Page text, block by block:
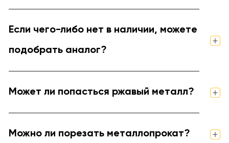
Если чего-либо нет в наличии, можете
подобрать аналог?
Может ли попасться ржавый металл?
Можно ли порезать металлопрокат?